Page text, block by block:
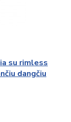
su rimless
dangčiu